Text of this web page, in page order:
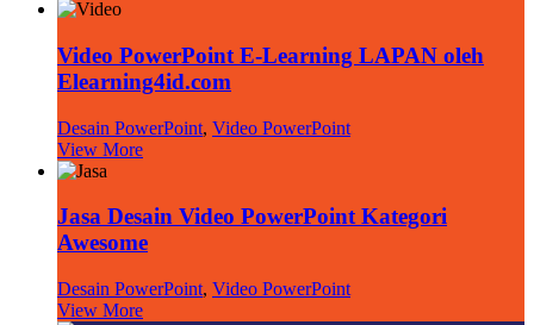
Video PowerPoint E-Learning LAPAN oleh
Elearning4id.com
Desain PowerPoint, Video PowerPoint
View More
Jasa Desain Video PowerPoint Kategori
Awesome
Desain PowerPoint, Video PowerPoint
View More